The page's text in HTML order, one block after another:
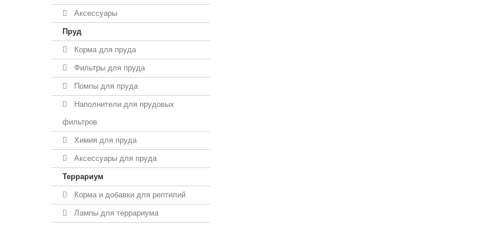
Аксессуары
Пруд
Корма для пруда
Фильтры для пруда
Помпы для пруда
Наполнители для прудовых
фильтров
Химия для пруда
Аксессуары для пруда
Террариум
Корма и добавки для рептилий
Лампы для террариума